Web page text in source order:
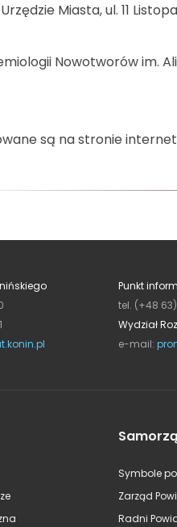
Miasta, ul. 11
Nowotworów im.
są na stronie
Punkt
tel. (+48
Wydział
e-mail:
Symbole
Zarząd
Radni